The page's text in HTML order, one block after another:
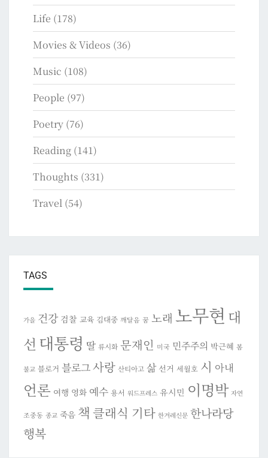
Life (178)
Movies & Videos (36)
Music (108)
People (97)
Poetry (76)
Reading (141)
Thoughts (331)
Travel (54)
TAGS
가을 건강 검찰 교육 김대중 깨달음 꿈 노래 노무현 대
선 대통령 딸 류시화 문재인 미국 민주주의 박근혜 봄
불교 블로거 블로그사랑 산티아고 삶 선거 세월호 시 아내
언론 여행 영화 예수 용서 워드프레스 유시민 이명박 자연
조중동 종교 죽음 책 클래식 기타 한겨레신문 한나라당
행복